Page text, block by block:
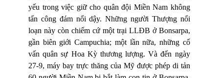
yếu trong việc giữ cho quân đội Miền Nam không
tấn công đám nổi dậy. Những người Thượng nổi
loạn này còn chiếm cứ một trại LLĐB ở Bonsarpa,
gần biên giới Campuchia; một lần nữa, những cố
vấn quân sự Hoa Kỳ thương lượng. Và đến ngày
27-9, máy bay trực thăng của Mỹ được phép di tản